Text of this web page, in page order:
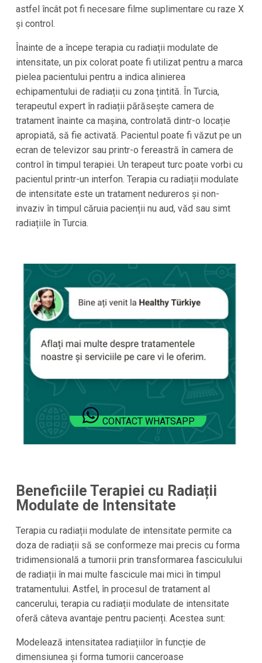
astfel încât pot fi necesare filme suplimentare cu raze X
și control.
Înainte de a începe terapia cu radiații modulate de
intensitate, un pix colorat poate fi utilizat pentru a marca
pielea pacientului pentru a indica alinierea
echipamentului de radiații cu zona țintită. În Turcia,
terapeutul expert în radiații părăsește camera de
tratament înainte ca mașina, controlată dintr-o locație
apropiată, să fie activată. Pacientul poate fi văzut pe un
ecran de televizor sau printr-o fereastră în camera de
control în timpul terapiei. Un terapeut turc poate vorbi cu
pacientul printr-un interfon. Terapia cu radiații modulate
de intensitate este un tratament nedureros și non-
invaziv în timpul căruia pacienții nu aud, văd sau simt
radiațiile în Turcia.
CONTACT WHATSAPP
Beneficiile Terapiei cu Radiații
Modulate de Intensitate
Terapia cu radiații modulate de intensitate permite ca
doza de radiații să se conformeze mai precis cu forma
tridimensională a tumorii prin transformarea fasciculului
de radiații în mai multe fascicule mai mici în timpul
tratamentului. Astfel, în procesul de tratament al
cancerului, terapia cu radiații modulate de intensitate
oferă câteva avantaje pentru pacienți. Acestea sunt:
Modelează intensitatea radiațiilor în funcție de
dimensiunea și forma tumorii canceroase